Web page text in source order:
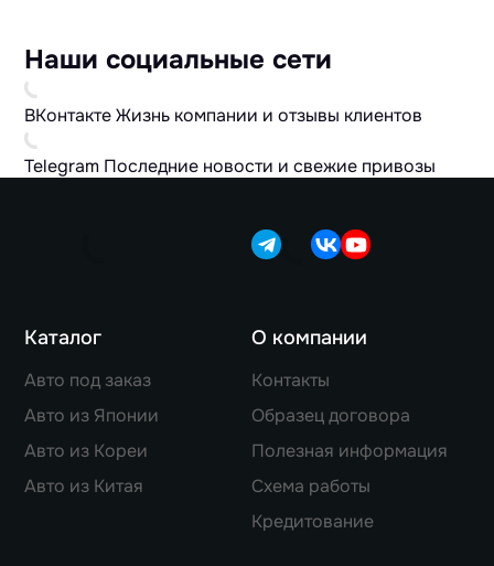
Наши социальные сети
ВКонтактеЖизнь компании и отзывы клиентов
Telegram Последние новости и свежие привозы
Каталог
Авто под заказ
Авто из Японии
Авто из Кореи
Авто из Китая
О компании
Контакты
Образец договора
Полезная информация
Схема работы
Кредитование